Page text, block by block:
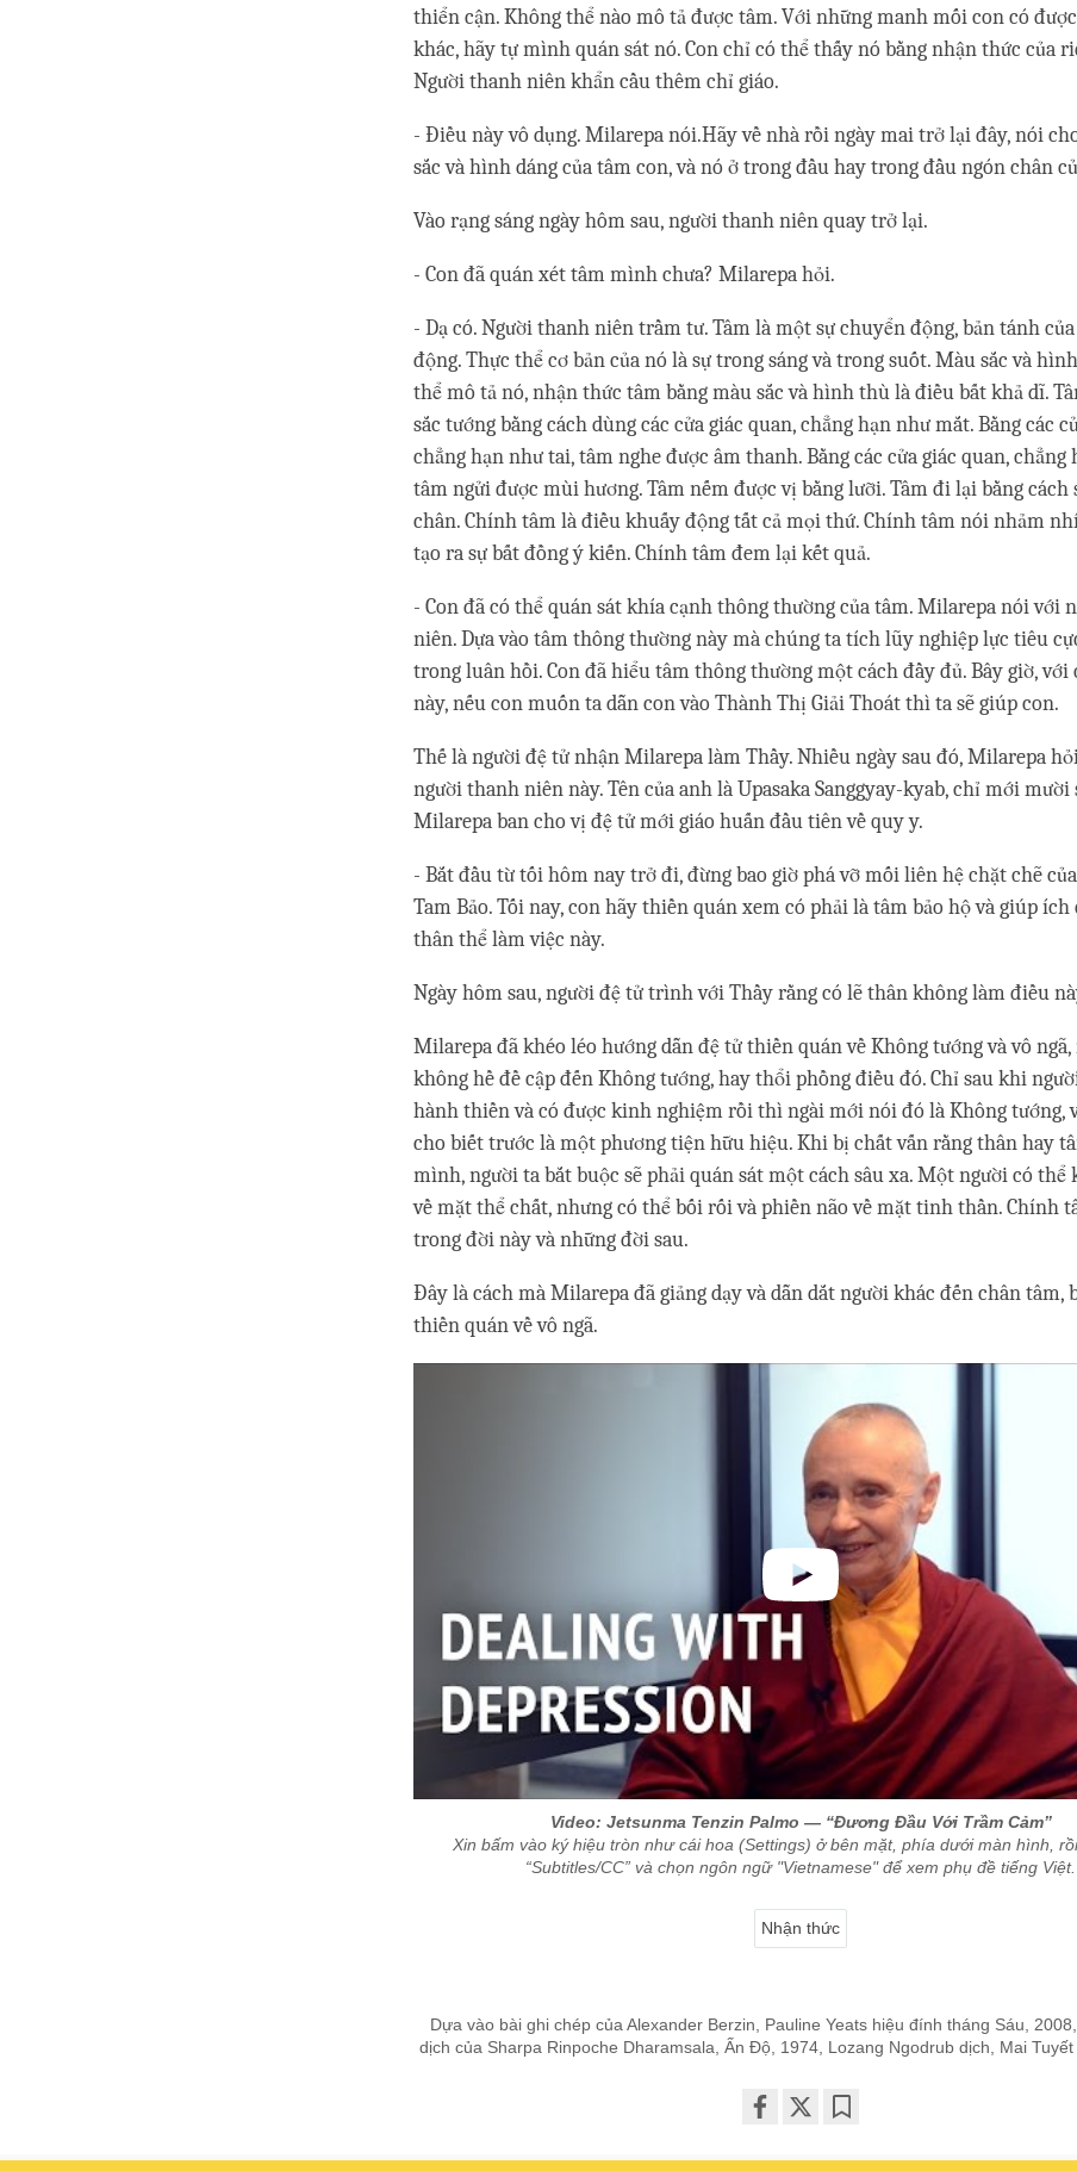
thiển cận. Không thể nào mô tả được tâm. Với những manh mối con có
khác, hãy tự mình quán sát nó. Con chỉ có thể thấy nó bằng nhận thức của
Người thanh niên khẩn cầu thêm chỉ giáo.
- Điều này vô dụng. Milarepa nói.Hãy về nhà rồi ngày mai trở lại đây, nói
sắc và hình dáng của tâm con, và nó ở trong đầu hay trong đầu ngón chân
Vào rạng sáng ngày hôm sau, người thanh niên quay trở lại.
- Con đã quán xét tâm mình chưa? Milarepa hỏi.
- Dạ có. Người thanh niên trầm tư. Tâm là một sự chuyển động, bản tánh
động. Thực thể cơ bản của nó là sự trong sáng và trong suốt. Màu sắc và
thể mô tả nó, nhận thức tâm bằng màu sắc và hình thù là điều bất khả dĩ.
sắc tướng bằng cách dùng các cửa giác quan, chẳng hạn như mắt. Bằng các
chẳng hạn như tai, tâm nghe được âm thanh. Bằng các cửa giác quan,
tâm ngửi được mùi hương. Tâm nếm được vị bằng lưỡi. Tâm đi lại bằng cách
chân. Chính tâm là điều khuấy động tất cả mọi thứ. Chính tâm nói nhảm
tạo ra sự bất đồng ý kiến. Chính tâm đem lại kết quả.
- Con đã có thể quán sát khía cạnh thông thường của tâm. Milarepa nói với
niên. Dựa vào tâm thông thường này mà chúng ta tích lũy nghiệp lực tiêu
trong luân hồi. Con đã hiểu tâm thông thường một cách đầy đủ. Bây giờ, với
này, nếu con muốn ta dẫn con vào Thành Thị Giải Thoát thì ta sẽ giúp con.
Thế là người đệ tử nhận Milarepa làm Thầy. Nhiều ngày sau đó, Milarepa
người thanh niên này. Tên của anh là Upasaka Sanggyay-kyab, chỉ mới mười
Milarepa ban cho vị đệ tử mới giáo huấn đầu tiên về quy y.
- Bắt đầu từ tối hôm nay trở đi, đừng bao giờ phá vỡ mối liên hệ chặt chẽ
Tam Bảo. Tối nay, con hãy thiền quán xem có phải là tâm bảo hộ và giúp ích
thân thể làm việc này.
Ngày hôm sau, người đệ tử trình với Thầy rằng có lẽ thân không làm điều
Milarepa đã khéo léo hướng dẫn đệ tử thiền quán về Không tướng và vô
không hề đề cập đến Không tướng, hay thổi phồng điều đó. Chỉ sau khi
hành thiền và có được kinh nghiệm rồi thì ngài mới nói đó là Không tướng,
cho biết trước là một phương tiện hữu hiệu. Khi bị chất vấn rằng thân hay
mình, người ta bắt buộc sẽ phải quán sát một cách sâu xa. Một người có thể
về mặt thể chất, nhưng có thể bối rối và phiền não về mặt tinh thần. Chính
trong đời này và những đời sau.
Đây là cách mà Milarepa đã giảng dạy và dẫn dắt người khác đến chân tâm,
thiền quán về vô ngã.
Video: Jetsunma Tenzin Palmo — “Đương Đầu Với Trầm Cảm”
Xin bấm vào ký hiệu tròn như cái hoa (Settings) ở bên mặt, phía dưới màn hình,
“Subtitles/CC” và chọn ngôn ngữ "Vietnamese" để xem phụ đề tiếng Việt.
Nhận thức
Dựa vào bài ghi chép của Alexander Berzin, Pauline Yeats hiệu đính tháng Sáu,
dịch của Sharpa Rinpoche Dharamsala, Ấn Độ, 1974, Lozang Ngodrub dịch, Mai
on